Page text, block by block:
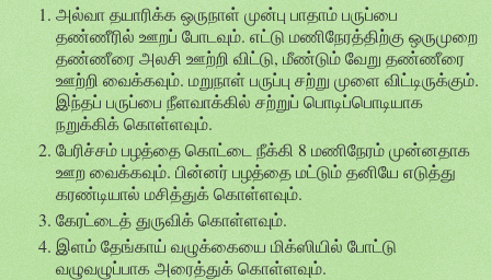
அல்வா தயாரிக்க ஒருநாள் முன்பு பாதாம் பருப்பை
தண்ணீரில் ஊறப் போடவும். எட்டு மணிநேரத்திற்கு ஒருமுறை
தண்ணீரை அலசி ஊற்றி விட்டு, மீண்டும் வேறு தண்ணீரை
ஊற்றி வைக்கவும். மறுநாள் பருப்பு சற்று முளை விட்டிருக்கும்.
இந்தப் பருப்பை நீளவாக்கில் சற்றுப் பொடிப்பொடியாக
நறுக்கிக் கொள்ளவும்.
பேரிச்சம் பழத்தை கொட்டை நீக்கி 8 மணிநேரம் முன்னதாக
ஊற வைக்கவும். பின்னர் பழத்தை மட்டும் தனியே எடுத்து
கரண்டியால் மசித்துக் கொள்ளவும்.
கேரட்டைத் துருவிக் கொள்ளவும்.
இளம் தேங்காய் வழுக்கையை மிக்ஸியில் போட்டு
வழுவழுப்பாக அரைத்துக் கொள்ளவும்.